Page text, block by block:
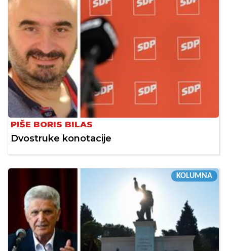
PIŠE BORIS BILAS
Dvostruke konotacije
KOLUMNA